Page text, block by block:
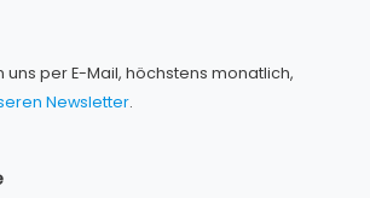
uns per E-Mail, höchstens monatlich,
Newsletter.